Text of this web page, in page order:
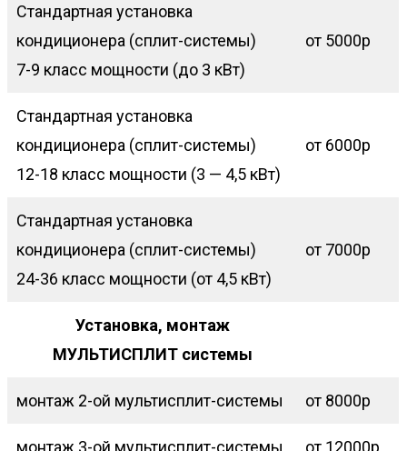
Стандартная установка
кондиционера (сплит-системы)
7-9 класс мощности (до 3 кВт)
от 5000р
Стандартная установка
кондиционера (сплит-системы)
12-18 класс мощности (3 — 4,5 кВт)
от 6000р
Стандартная установка
кондиционера (сплит-системы)
24-36 класс мощности (от 4,5 кВт)
от 7000р
Установка, монтаж
МУЛЬТИСПЛИТ системы
монтаж 2-ой мультисплит-системы от 8000р
монтаж 3-ой мультисплит-системы от 12000р